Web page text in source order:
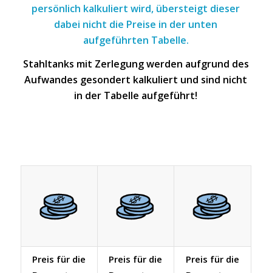
persönlich kalkuliert wird, übersteigt dieser
dabei nicht die Preise in der unten
aufgeführten Tabelle.
Stahltanks mit Zerlegung werden aufgrund des
Aufwandes gesondert kalkuliert und sind nicht
in der Tabelle aufgeführt!
Preis für die
Preis für die
Preis für die